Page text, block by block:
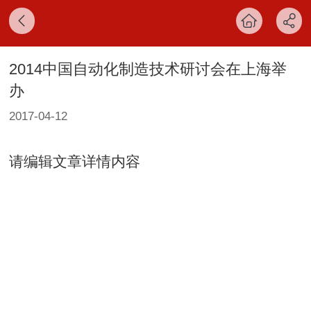
2014中国自动化制造技术研讨会在上海举
办
2017-04-12
请编辑文章详情内容